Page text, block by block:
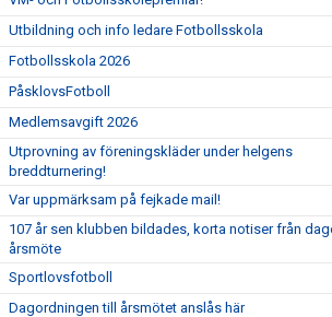
Utbildning och info ledare Fotbollsskola
Fotbollsskola 2026
PåsklovsFotboll
Medlemsavgift 2026
Utprovning av föreningskläder under helgens
breddturnering!
Var uppmärksam på fejkade mail!
107 år sen klubben bildades, korta notiser från
årsmöte
Sportlovsfotboll
Dagordningen till årsmötet anslås här